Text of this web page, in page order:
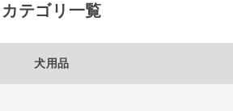
カテゴリ一覧
犬用品